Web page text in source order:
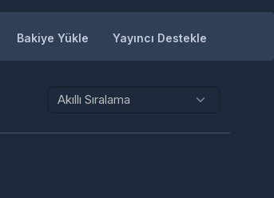
Bakiye Yükle Yayıncı Destekle